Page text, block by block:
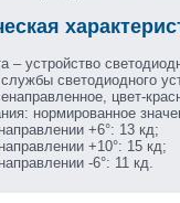
– устройство
светодиодного
цвет-
нормированное
+6°: 13 кд;
+10°: 15 кд;
-6°: 11 кд.